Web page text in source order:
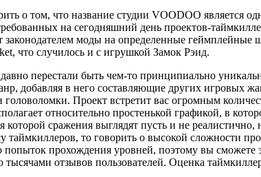
о том, что название студии VOODOO является
на сегодняшний день проектов-
законодателем моды на определенные
что случилось и с игрушкой Замок Рэид.
перестали быть чем-то принципиально
добавляя в него составляющие других игровых
головоломки. Проект встретит вас огромным
относительно простенькой графикой, в
которой сражения выглядят пусть и не
таймкиллеров, то говорить о высокой сложности
попыток прохождения уровней, поэтому вы сможете
отзывов пользователей. Оценка